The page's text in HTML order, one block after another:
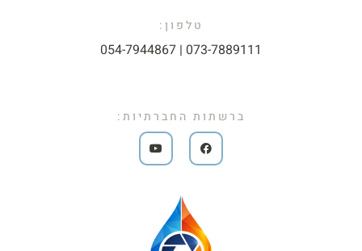
טלפון:
073-7889111 | 054-7944867​
ברשתות החברתיות: